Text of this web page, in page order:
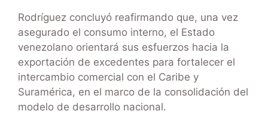
Rodríguez concluyó reafirmando que, una vez
asegurado el consumo interno, el Estado
venezolano orientará sus esfuerzos hacia la
exportación de excedentes para fortalecer el
intercambio comercial con el Caribe y
Suramérica, en el marco de la consolidación del
modelo de desarrollo nacional.